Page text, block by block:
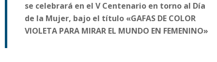
se celebrará en el V Centenario en torno al Día
de la Mujer, bajo el título «GAFAS DE COLOR
VIOLETA PARA MIRAR EL MUNDO EN FEMENINO»